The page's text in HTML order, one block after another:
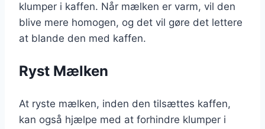
klumper i kaffen. Når mælken er varm, vil den
blive mere homogen, og det vil gøre det lettere
at blande den med kaffen.
Ryst Mælken
At ryste mælken, inden den tilsættes kaffen,
kan også hjælpe med at forhindre klumper i